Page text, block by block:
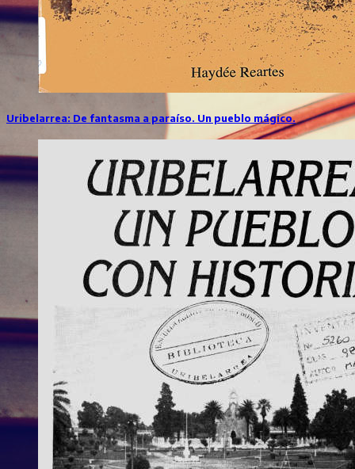
Uribelarrea: De fantasma a paraíso. Un pueblo mágico.